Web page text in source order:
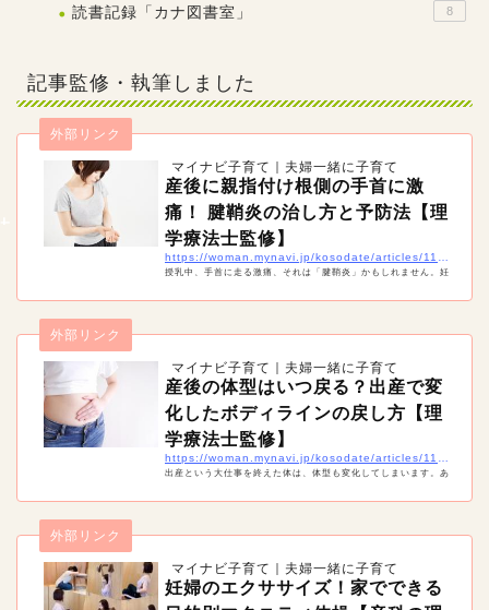
読書記録「カナ図書室」 8
記事監修・執筆しました
マイナビ子育て｜夫婦一緒に子育て
外部リンク
産後に親指付け根側の手首に激
痛！ 腱鞘炎の治し方と予防法【理
学療法士監修】
授乳中、手首に走る激痛、それは「腱鞘炎」かもしれません。妊
マイナビ子育て｜夫婦一緒に子育て
外部リンク
産後の体型はいつ戻る？出産で変
化したボディラインの戻し方【理
学療法士監修】
出産という大仕事を終えた体は、体型も変化してしまいます。あ
マイナビ子育て｜夫婦一緒に子育て
外部リンク
妊婦のエクササイズ！家でできる